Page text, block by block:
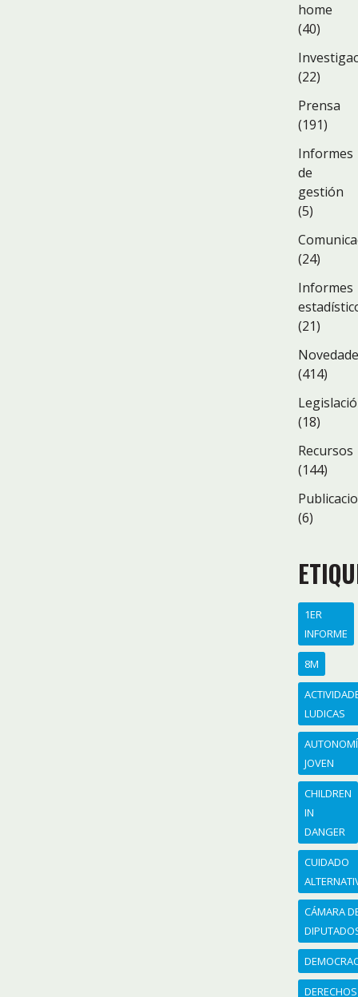
home
(40)
(22)
Prensa
(191)
Informes
de
gestión
(5)
(24)
Informes
(21)
(414)
(18)
Recursos
(144)
(6)
1ER
INFORME
8M
LUDICAS
JOVEN
CHILDREN
IN
DANGER
CUIDADO
CÁMARA
DERECHOS